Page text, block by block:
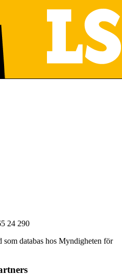
24 290
databas hos Myndigheten för